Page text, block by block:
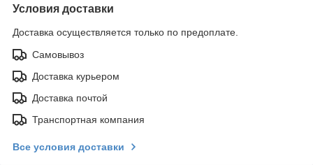
Условия доставки
Доставка осуществляется только по предоплате.
Самовывоз
Доставка курьером
Доставка почтой
Транспортная компания
Все условия доставки